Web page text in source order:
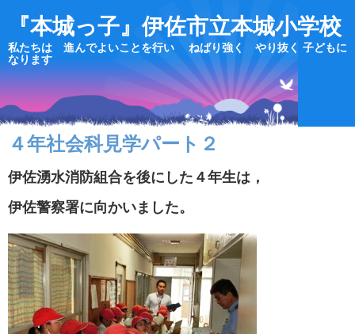
『本城っ子』伊佐市立本城小学校
私たちは 進んでよいことを行い ねばり強く やり抜く 子どもに
なります
４年社会科見学パート２
伊佐湧水消防組合を後にした４年生は，
伊佐警察署に向かいました。